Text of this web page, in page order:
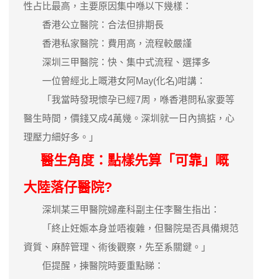
性占比最高，主要原因集中喺以下幾樣：
香港公立醫院：合法但排期長
香港私家醫院：費用高，流程較嚴謹
深圳三甲醫院：快、集中式流程、選擇多
一位曾經北上嘅港女阿May(化名)咁講：
「我當時發現懷孕已經7周，喺香港問私家要等
醫生時間，價錢又成4萬幾。深圳就一日內搞掂，心
理壓力細好多。」
醫生角度：點樣先算「可靠」嘅
大陸落仔醫院?
深圳某三甲醫院婦產科副主任李醫生指出：
「終止妊娠本身並唔複雜，但醫院是否具備規范
資質、麻醉管理、術後觀察，先至系關鍵。」
佢提醒，揀醫院時要重點睇：